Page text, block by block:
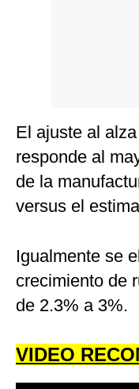
El ajuste al
responde al
de la
versus el
Igualmente se
crecimiento de
de 2.3% a 3%.
VIDEO